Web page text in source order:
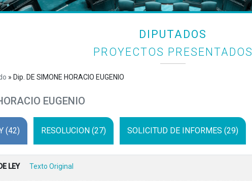
DIPUTADOS
PROYECTOS PRESENTADOS
» Dip. DE SIMONE HORACIO EUGENIO
EUGENIO
(42) RESOLUCION (27) SOLICITUD DE INFORMES (29)
LEY Texto Original